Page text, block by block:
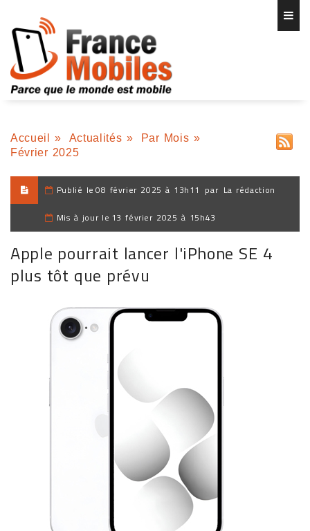
Accueil » Actualités » Par Mois »
Février 2025
Publié le 08 février 2025 à 13h11 par La rédaction
Mis à jour le 13 février 2025 à 15h43
Apple pourrait lancer l'iPhone SE 4
plus tôt que prévu